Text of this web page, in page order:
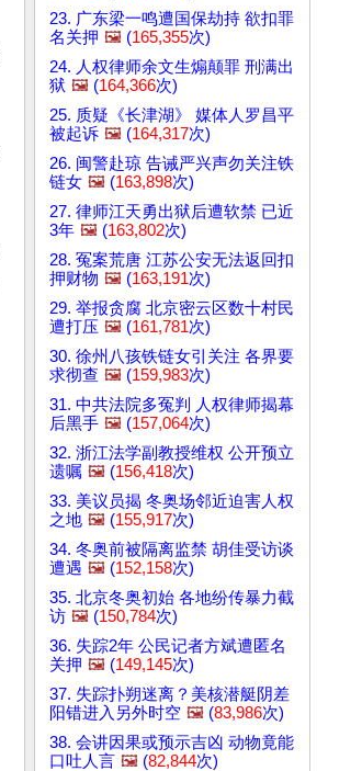
23. 广东梁一鸣遭国保劫持 欲扣罪
名关押 🖼️ (165,355次)
24. 人权律师余文生煽颠罪 刑满出
狱 🖼️ (164,366次)
25. 质疑《长津湖》 媒体人罗昌平
被起诉 🖼️ (164,317次)
26. 闽警赴琼 告诫严兴声勿关注铁
链女 🖼️ (163,898次)
27. 律师江天勇出狱后遭软禁 已近
3年 🖼️ (163,802次)
28. 冤案荒唐 江苏公安无法返回扣
押财物 🖼️ (163,191次)
29. 举报贪腐 北京密云区数十村民
遭打压 🖼️ (161,781次)
30. 徐州八孩铁链女引关注 各界要
求彻查 🖼️ (159,983次)
31. 中共法院多冤判 人权律师揭幕
后黑手 🖼️ (157,064次)
32. 浙江法学副教授维权 公开预立
遗嘱 🖼️ (156,418次)
33. 美议员揭 冬奥场邻近迫害人权
之地 🖼️ (155,917次)
34. 冬奥前被隔离监禁 胡佳受访谈
遭遇 🖼️ (152,158次)
35. 北京冬奥初始 各地纷传暴力截
访 🖼️ (150,784次)
36. 失踪2年 公民记者方斌遭匿名
关押 🖼️ (149,145次)
37. 失踪扑朔迷离？美核潜艇阴差
阳错进入另外时空 🖼️ (83,986次)
38. 会讲因果或预示吉凶 动物竟能
口吐人言 🖼️ (82,844次)